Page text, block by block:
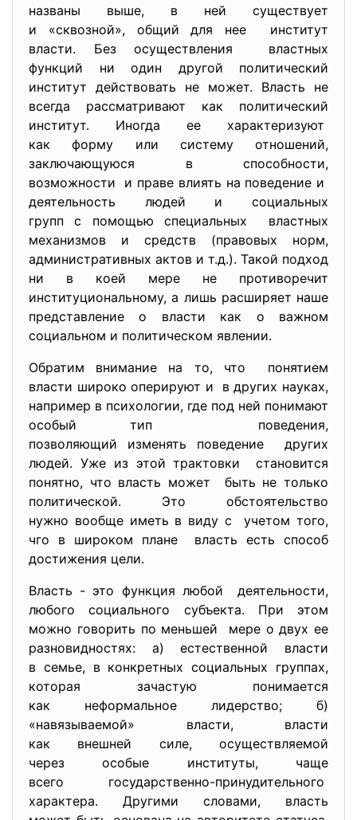
названы выше, в ней существует
и «сквозной», общий для нее институт
власти. Без осуществления властных
функций ни один другой политический
институт действовать не может. Власть не
всегда рассматривают как политический
институт. Иногда ее характеризуют
как форму или систему отношений,
заключающуюся в способности,
возможности и праве влиять на поведение и
деятельность людей и социальных
групп с помощью специальных властных
механизмов и средств (правовых норм,
административных актов и т.д.). Такой подход
ни в коей мере не противоречит
институциональному, а лишь расширяет наше
представление о власти как о важном
социальном и политическом явлении.
Обратим внимание на то, что понятием
власти широко оперируют и в других науках,
например в психологии, где под ней понимают
особый тип поведения,
позволяющий изменять поведение других
людей. Уже из этой трактовки становится
понятно, что власть может быть не только
политической. Это обстоятельство
нужно вообще иметь в виду с учетом того,
чго в широком плане власть есть способ
достижения цели.
Власть - это функция любой деятельности,
любого социального субъекта. При этом
можно говорить по меньшей мере о двух ее
разновидностях: а) естественной власти
в семье, в конкретных социальных группах,
которая зачастую понимается
как неформальное лидерство; б)
«навязываемой» власти, власти
как внешней силе, осуществляемой
через особые институты, чаще
всего государственно-принудительного
характера. Другими словами, власть